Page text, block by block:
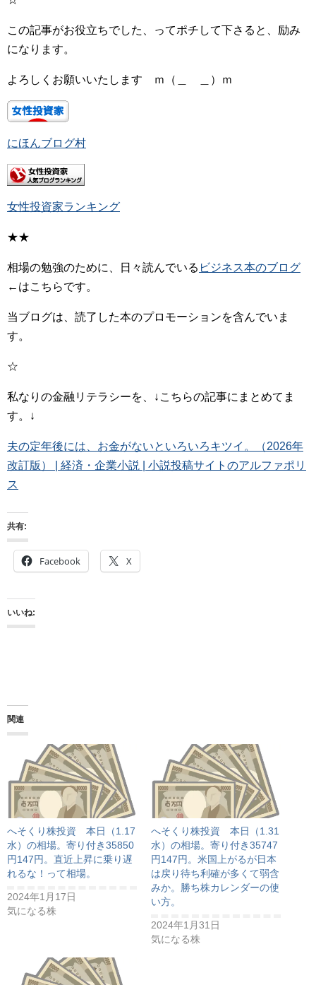
この記事がお役立ちでした、ってポチして下さると、励み
になります。
よろしくお願いいたします ｍ（＿ ＿）ｍ
にほんブログ村
女性投資家ランキング
★★
相場の勉強のために、日々読んでいる ビジネス本のブログ
←はこちらです。
当ブログは、読了した本のプロモーションを含んでいま
す。
☆
私なりの金融リテラシーを、↓こちらの記事にまとめてま
す。↓
夫の定年後には、お金がないといろいろキツイ。（2026年
改訂版） | 経済・企業小説 | 小説投稿サイトのアルファポリ
ス
共有:
Facebook X
いいね:
関連
へそくり株投資 本日（1.17
水）の相場。寄り付き35850
円147円。直近上昇に乗り遅
れるな！って相場。
2024年1月17日
気になる株
へそくり株投資 本日（1.31
水）の相場。寄り付き35747
円147円。米国上がるが日本
は戻り待ち利確が多くて弱含
みか。勝ち株カレンダーの使
い方。
2024年1月31日
気になる株